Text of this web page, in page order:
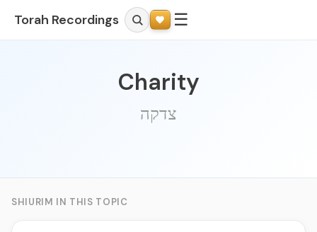
Torah Recordings ☰
Charity
צדקה
SHIURIM IN THIS TOPIC